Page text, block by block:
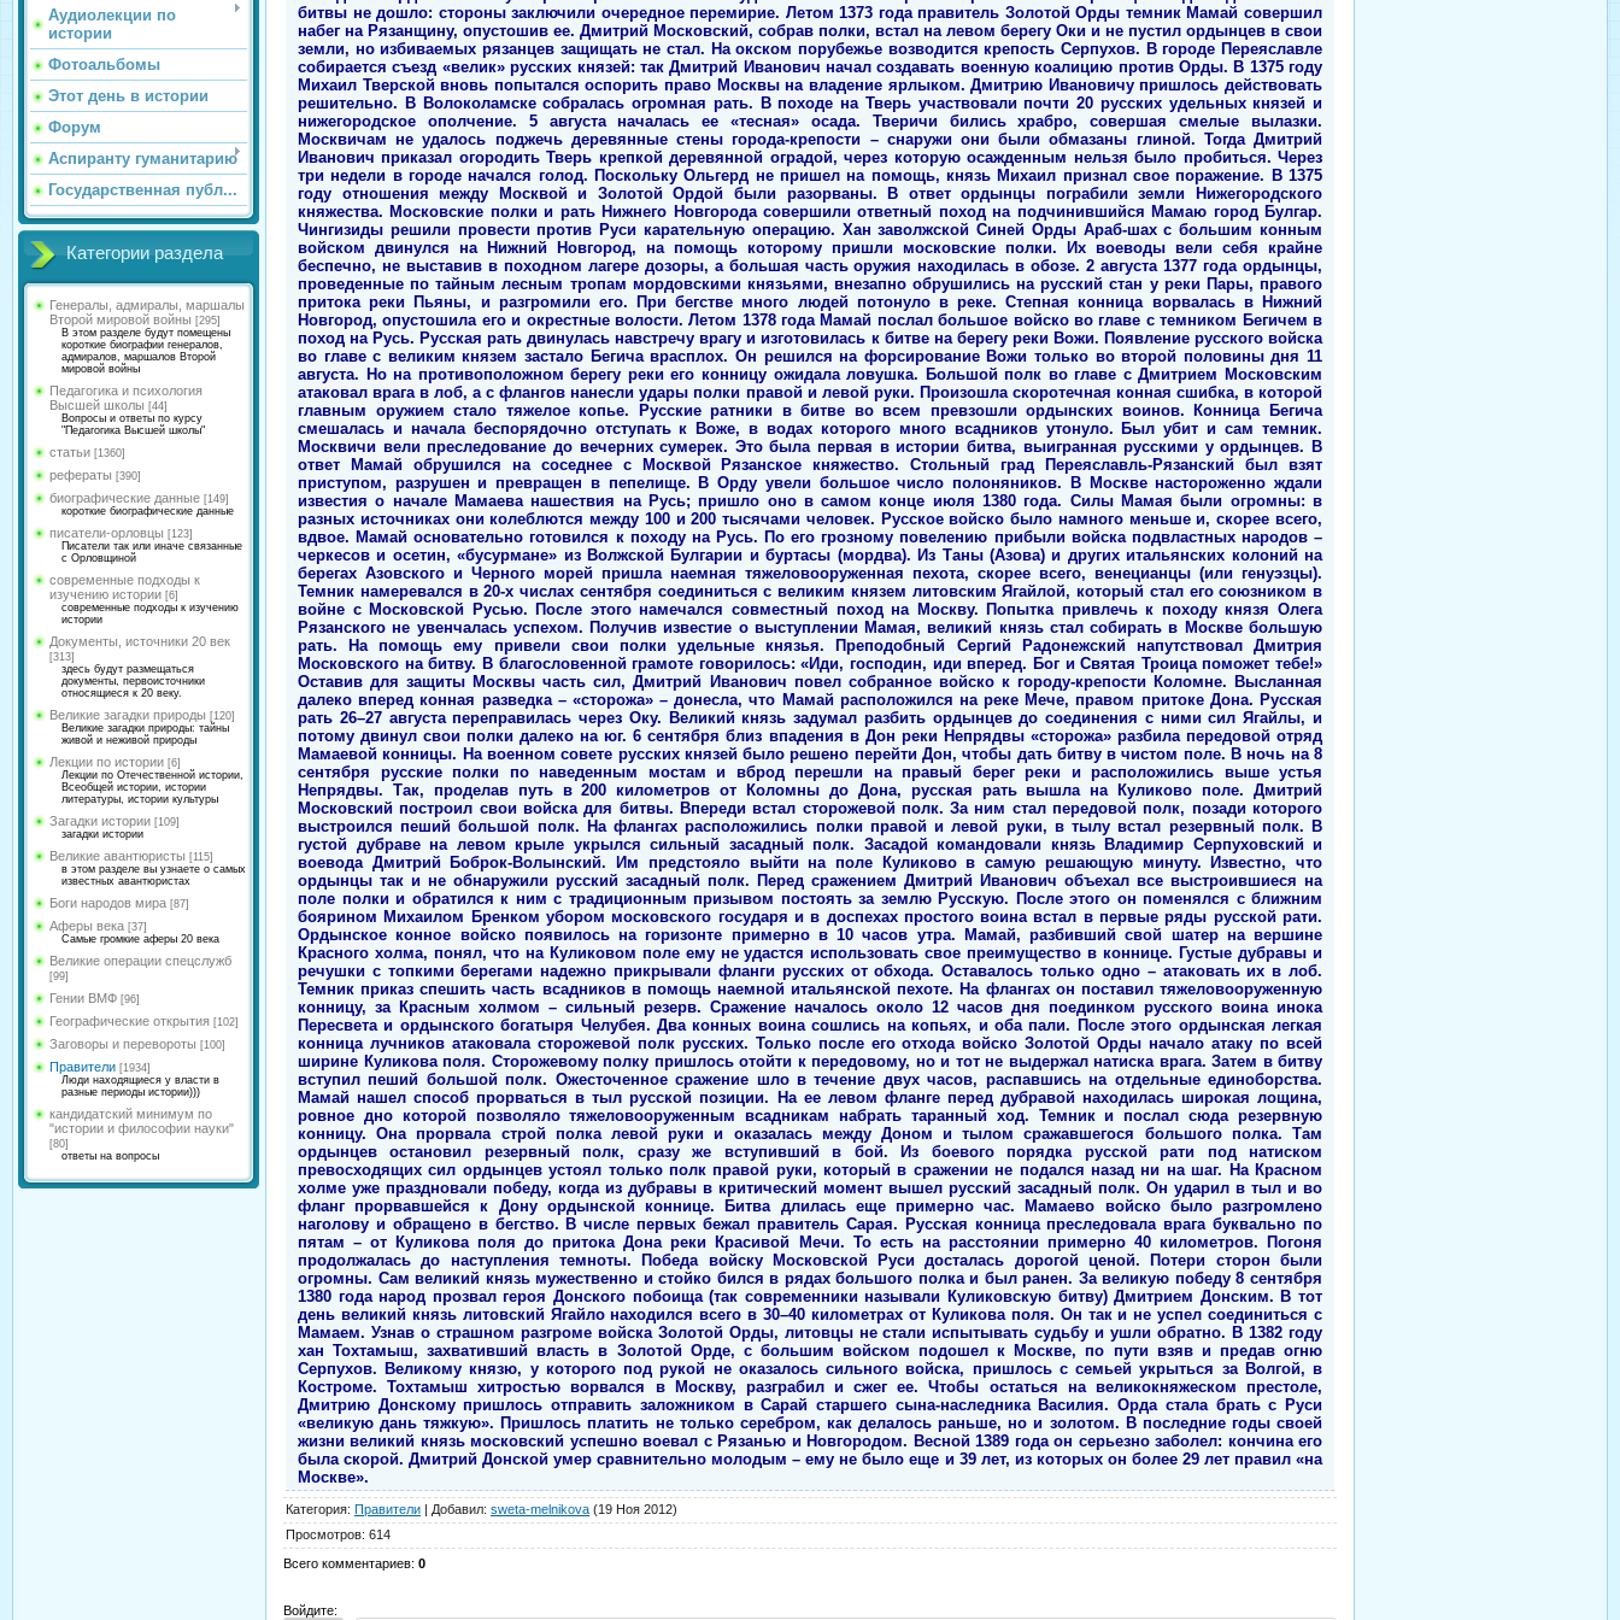
Аудиолекции по
истории
Фотоальбомы
Этот день в истории
Форум
Аспиранту гуманитарию
Государственная публ...
Категории раздела
Генералы, адмиралы, маршалы
Второй мировой войны [295]
В этом разделе будут помещены
короткие биографии генералов,
адмиралов, маршалов Второй
мировой войны
Педагогика и психология
Высшей школы [44]
Вопросы и ответы по курсу
"Педагогика Высшей школы"
статьи [1360]
рефераты [390]
биографические данные [149]
короткие биографические данные
писатели-орловцы [123]
Писатели так или иначе связанные
с Орловщиной
современные подходы к
изучению истории [6]
современные подходы к изучению
истории
Документы, источники 20 век
[313]
здесь будут размещаться
документы, первоисточники
относящиеся к 20 веку.
Великие загадки природы [120]
Великие загадки природы: тайны
живой и неживой природы
Лекции по истории [6]
Лекции по Отечественной истории,
Всеобщей истории, истории
литературы, истории культуры
Загадки истории [109]
загадки истории
Великие авантюристы [115]
в этом разделе вы узнаете о самых
известных авантюристах
Боги народов мира [87]
Аферы века [37]
Самые громкие аферы 20 века
Великие операции спецслужб
[99]
Гении ВМФ [96]
Географические открытия [102]
Заговоры и перевороты [100]
Правители [1934]
Люди находящиеся у власти в
разные периоды истории)))
кандидатский минимум по
"истории и философии науки"
[80]
ответы на вопросы
Категория: Правители | Добавил: sweta-melnikova (19 Ноя 2012)
Просмотров: 614
Всего комментариев: 0
Войдите: